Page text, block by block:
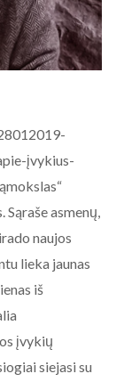
įvykius-
asmenų,
naujos
lieka jaunas
iš
įvykių
siejasi su